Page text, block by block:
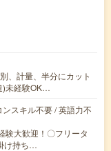
、計量、半分にカット
)未経験OK…
スキル不要 / 英語力不
験大歓迎！〇フリータ
け持ち…